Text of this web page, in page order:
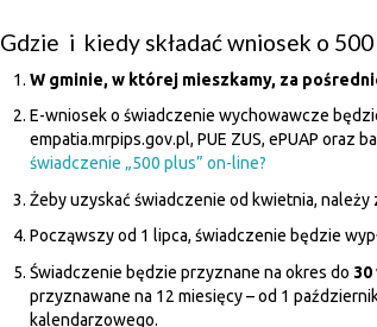
Gdzie i kiedy składać wniosek o 500
W gminie, w której mieszkamy, za
E-wniosek o świadczenie wychowawcze
empatia.mrpips.gov.pl, PUE ZUS, ePUAP oraz
świadczenie „500 plus” on-line?
Żeby uzyskać świadczenie od kwietnia, należy
Począwszy od 1 lipca, świadczenie będzie
Świadczenie będzie przyznane na okres do 30
przyznawane na 12 miesięcy – od 1
kalendarzowego.